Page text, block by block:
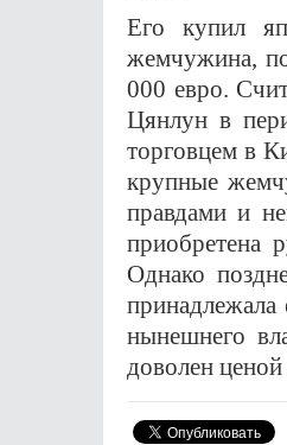
Его купил
жемчужина,
000 евро.
Цянлун в
торговцем в
крупные
правдами и
приобретена
Однако
нынешнего
доволен